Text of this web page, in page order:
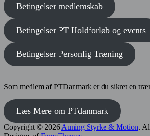
Betingelser medlemskab
Betingelser PT Holdforløb og events
Betingelser Personlig Træning
Som medlem af PTDanmark er du sikret en
Læs Mere om PTdanmark
Copyright © 2026 Auning Styrke & Motion.